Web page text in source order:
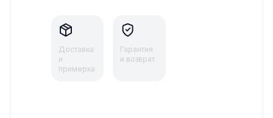
Доставка
и
примерка
Гарантия
и возврат